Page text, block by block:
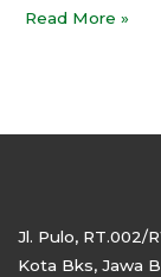
Bekasi
Read More »
Jl. Pulo, RT.002/
Kota Bks, Jawa